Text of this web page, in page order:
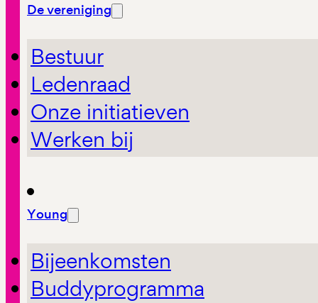
De vereniging
Bestuur
Ledenraad
Onze initiatieven
Werken bij
Young
Bijeenkomsten
Buddyprogramma